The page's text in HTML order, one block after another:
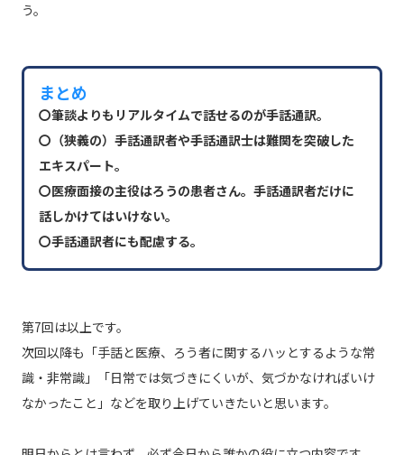
う。
まとめ
〇筆談よりもリアルタイムで話せるのが手話通訳。
〇（狭義の）手話通訳者や手話通訳士は難関を突破した
エキスパート。
〇医療面接の主役はろうの患者さん。手話通訳者だけに
話しかけてはいけない。
〇手話通訳者にも配慮する。
第7回は以上です。
次回以降も「手話と医療、ろう者に関するハッとするような常
識・非常識」「日常では気づきにくいが、気づかなければいけ
なかったこと」などを取り上げていきたいと思います。